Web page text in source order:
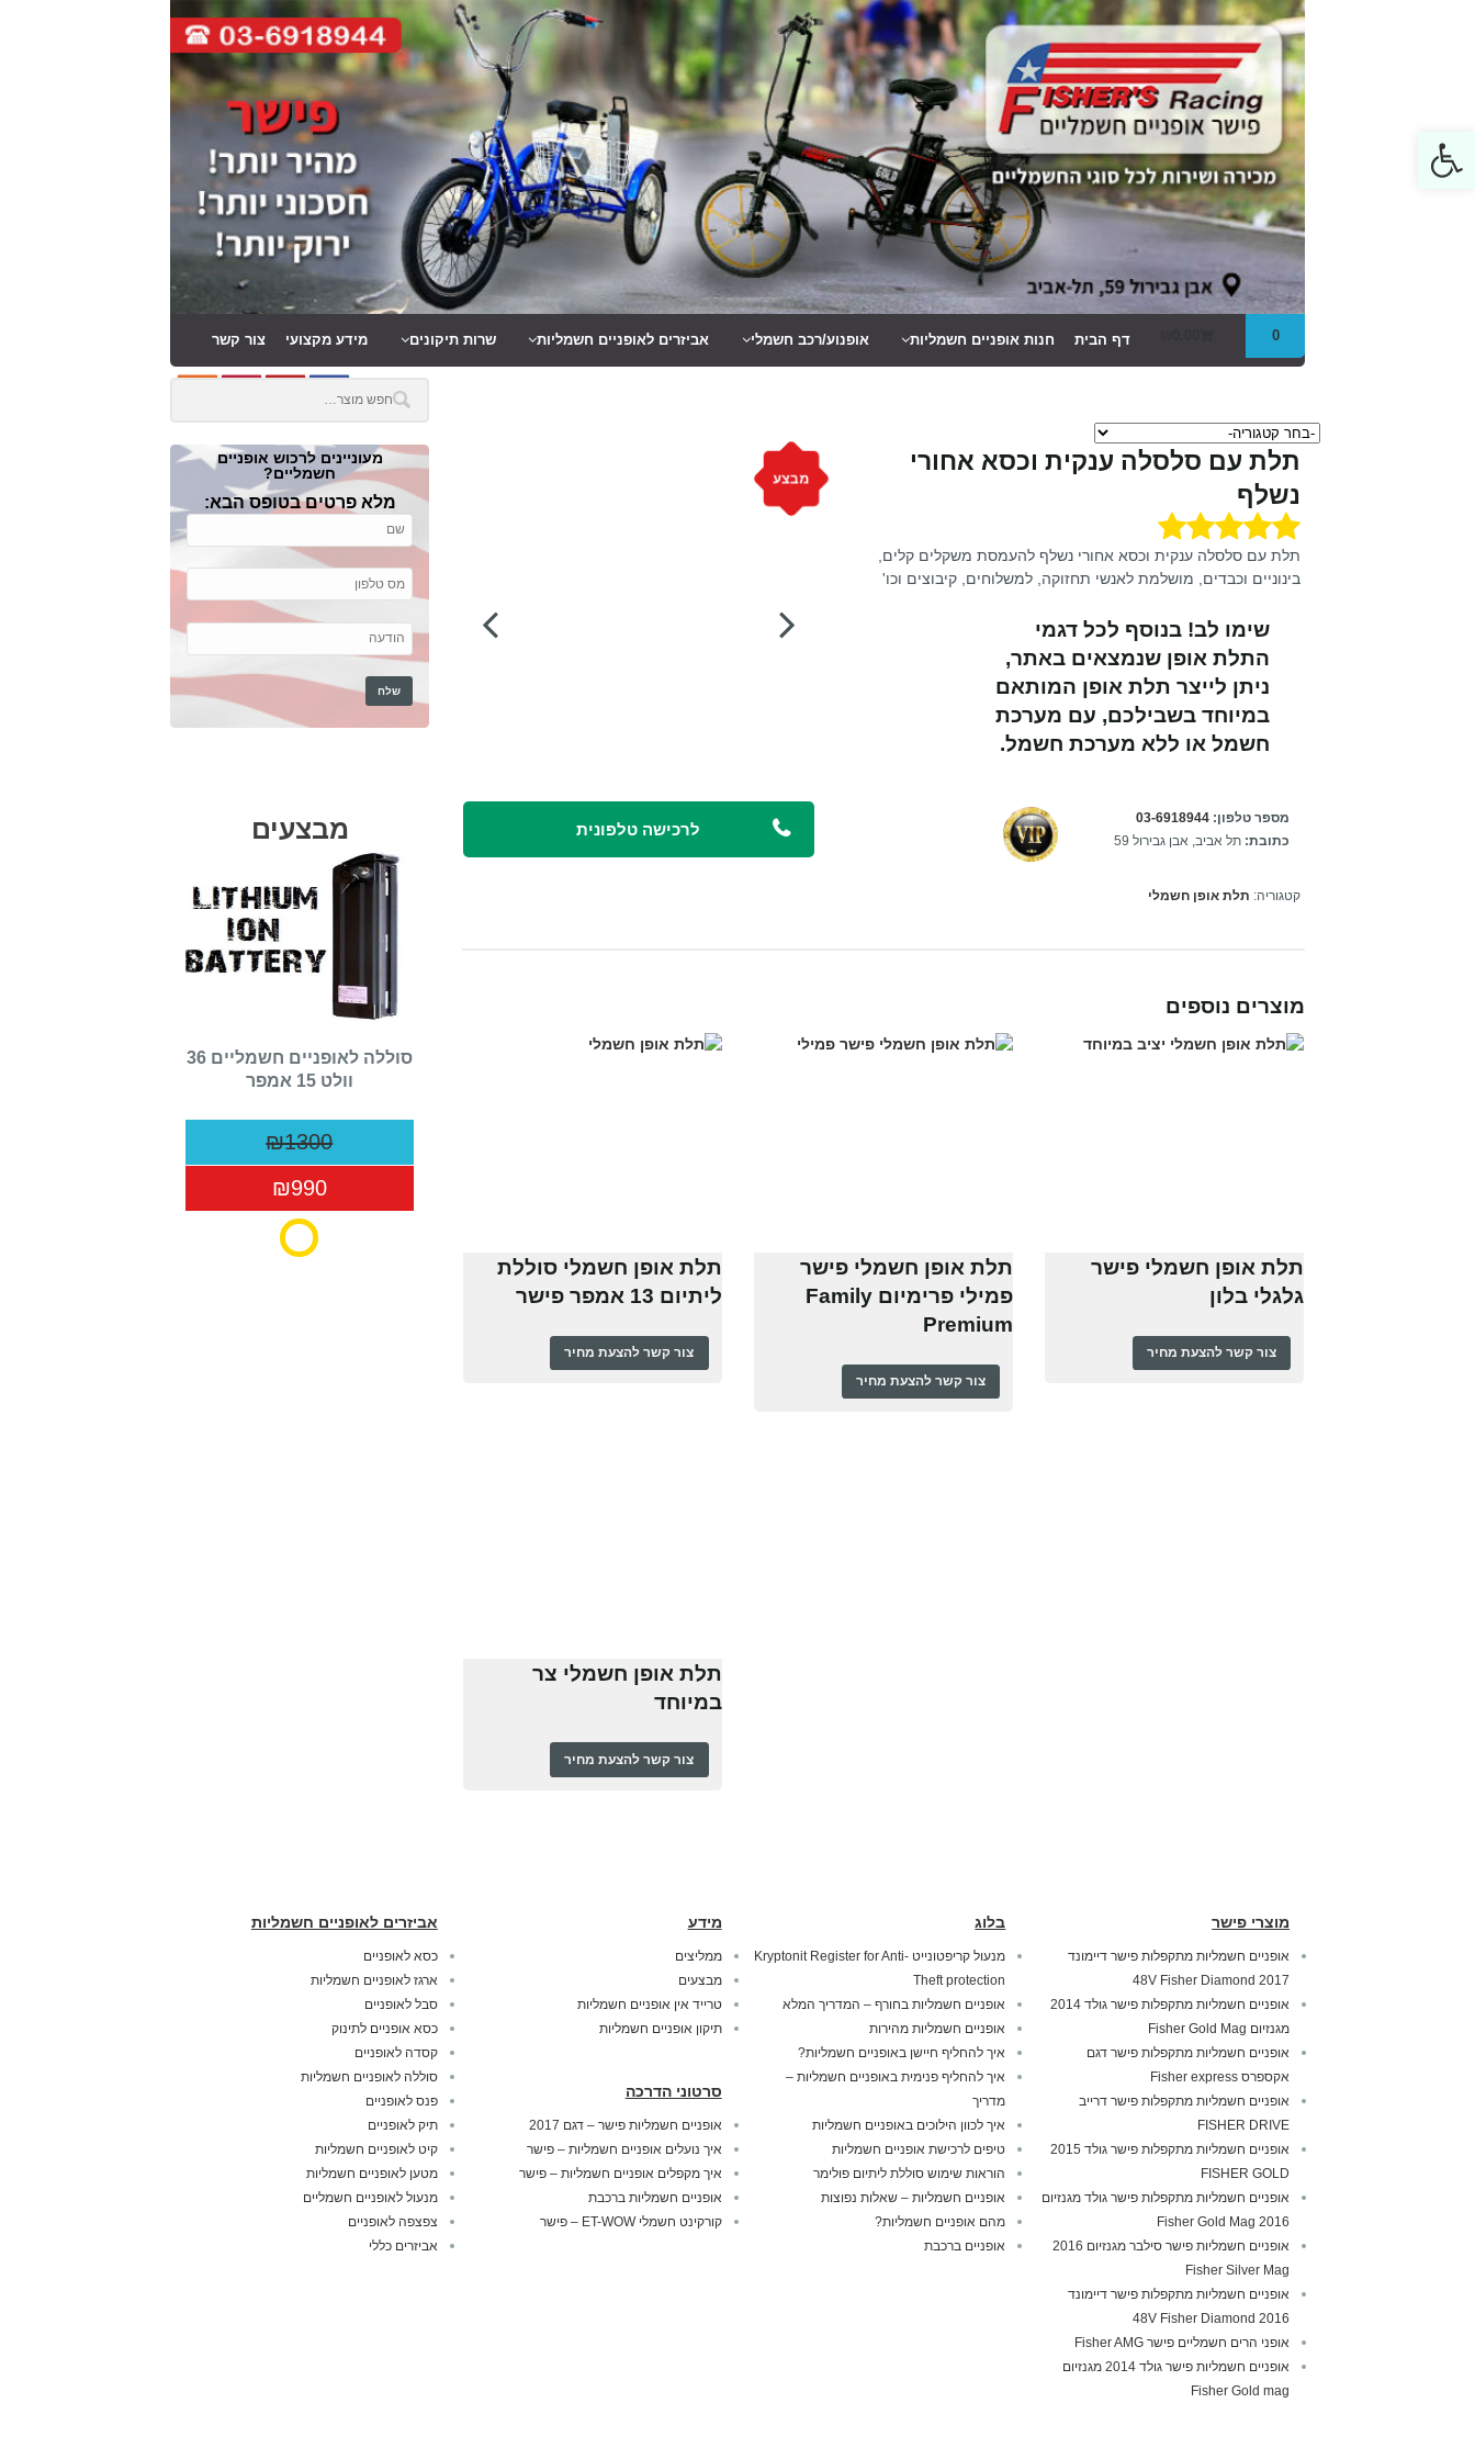
0 דף הבית חנות אופניים חשמליות אופנוע/רכב חשמלי אביזרים לאופניים חשמליות שרות תיקונים מידע מקצועי צור קשר
מבצע
לרכישה טלפונית
תלת עם סלסלה ענקית וכסא אחורי
נשלף
תלת עם סלסלה ענקית וכסא אחורי נשלף להעמסת משקלים קלים,
בינוניים וכבדים, מושלמת לאנשי תחזוקה, למשלוחים, קיבוצים וכו'
שימו לב! בנוסף לכל דגמי
התלת אופן שנמצאים באתר,
ניתן לייצר תלת אופן המותאם
במיוחד בשבילכם, עם מערכת
חשמל או ללא מערכת חשמל.
מספר טלפון:
כתובת: תל אביב, אבן גבירול 59
קטגוריה: תלת אופן חשמלי
מוצרים נוספים
תלת אופן חשמלי פישר
גלגלי בלון
צור קשר להצעת מחיר
תלת אופן חשמלי פישר
פמילי פרימיום Family
Premium
צור קשר להצעת מחיר
תלת אופן חשמלי סוללת
ליתיום 13 אמפר פישר
צור קשר להצעת מחיר
תלת אופן חשמלי צר
במיוחד
צור קשר להצעת מחיר
מעוניינים לרכוש אופניים
חשמליים?
מלא פרטים בטופס הבא:
מבצעים
סוללה לאופניים חשמליים 36
וולט 15 אמפר
₪1300
₪990
מוצרי פישר
אופניים חשמליות מתקפלות פישר דיימונד
2017 48V Fisher Diamond
אופניים חשמליות מתקפלות פישר גולד 2014
מגנזיום Fisher Gold Mag
אופניים חשמליות מתקפלות פישר דגם
אקספרס Fisher express
אופניים חשמליות מתקפלות פישר דרייב
FISHER DRIVE
אופניים חשמליות מתקפלות פישר גולד 2015
FISHER GOLD
אופניים חשמליות מתקפלות פישר גולד מגנזיום
2016 Fisher Gold Mag
אופניים חשמליות פישר סילבר מגנזיום 2016
Fisher Silver Mag
אופניים חשמליות מתקפלות פישר דיימונד
2016 48V Fisher Diamond
אופני הרים חשמליים פישר Fisher AMG
אופניים חשמליות פישר גולד 2014 מגנזיום
Fisher Gold mag
בלוג
מנעול קריפטונייט Kryptonit Register for Anti-
Theft protection
אופניים חשמליות בחורף – המדריך המלא
אופניים חשמליות מהירות
איך להחליף חיישן באופניים חשמליות?
איך להחליף פנימית באופניים חשמליות –
מדריך
איך לכוון הילוכים באופניים חשמליות
טיפים לרכישת אופניים חשמליות
הוראות שימוש סוללת ליתיום פולימר
אופניים חשמליות – שאלות נפוצות
מהם אופניים חשמליות?
אופניים ברכבת
מידע
ממליצים
מבצעים
טרייד אין אופניים חשמליות
תיקון אופניים חשמליות
סרטוני הדרכה
אופניים חשמליות פישר – דגם 2017
איך נועלים אופניים חשמליות – פישר
איך מקפלים אופניים חשמליות – פישר
אופניים חשמליות ברכבת
קורקינט חשמלי ET-WOW – פישר
אביזרים לאופניים חשמליות
כסא לאופניים
ארגז לאופניים חשמליות
סבל לאופניים
כסא אופניים לתינוק
קסדה לאופניים
סוללה לאופניים חשמליות
פנס לאופניים
תיק לאופניים
קיט לאופניים חשמליות
מטען לאופניים חשמליות
מנעול לאופניים חשמליים
צפצפה לאופניים
אביזרים כללי